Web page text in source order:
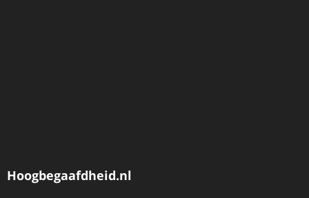
Hoogbegaafdheid.nl